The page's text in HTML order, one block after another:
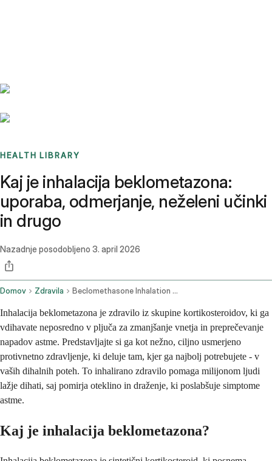
HEALTH LIBRARY
Kaj je inhalacija beklometazona:
uporaba, odmerjanje, neželeni učinki
in drugo
Nazadnje posodobljeno 3. april 2026
Domov Zdravila Beclomethasone Inhalation Route
Inhalacija beklometazona je zdravilo iz skupine kortikosteroidov, ki ga
vdihavate neposredno v pljuča za zmanjšanje vnetja in preprečevanje
napadov astme. Predstavljajte si ga kot nežno, ciljno usmerjeno
protivnetno zdravljenje, ki deluje tam, kjer ga najbolj potrebujete - v
vaših dihalnih poteh. To inhalirano zdravilo pomaga milijonom ljudi
lažje dihati, saj pomirja oteklino in draženje, ki poslabšuje simptome
astme.
Kaj je inhalacija beklometazona?